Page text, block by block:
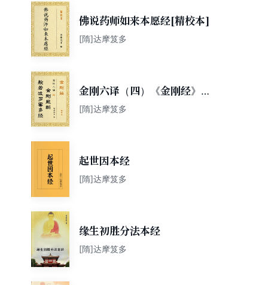
佛说药师如来本愿经[精校本]
[隋]达摩笈多
金刚六译（四）《金刚经》金
刚能断般若波罗蜜经（达摩笈
[隋]达摩笈多
起世因本经
[隋]达摩笈多
缘生初胜分法本经
[隋]达摩笈多